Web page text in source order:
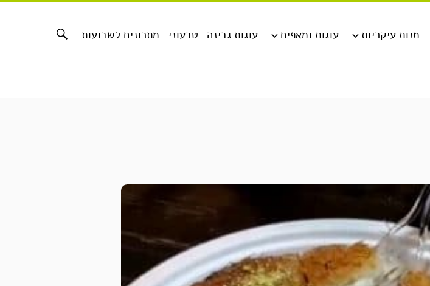
מתכונים לשבועות טבעוני עוגות גבינה עוגות ומאפים מנות עיקריות